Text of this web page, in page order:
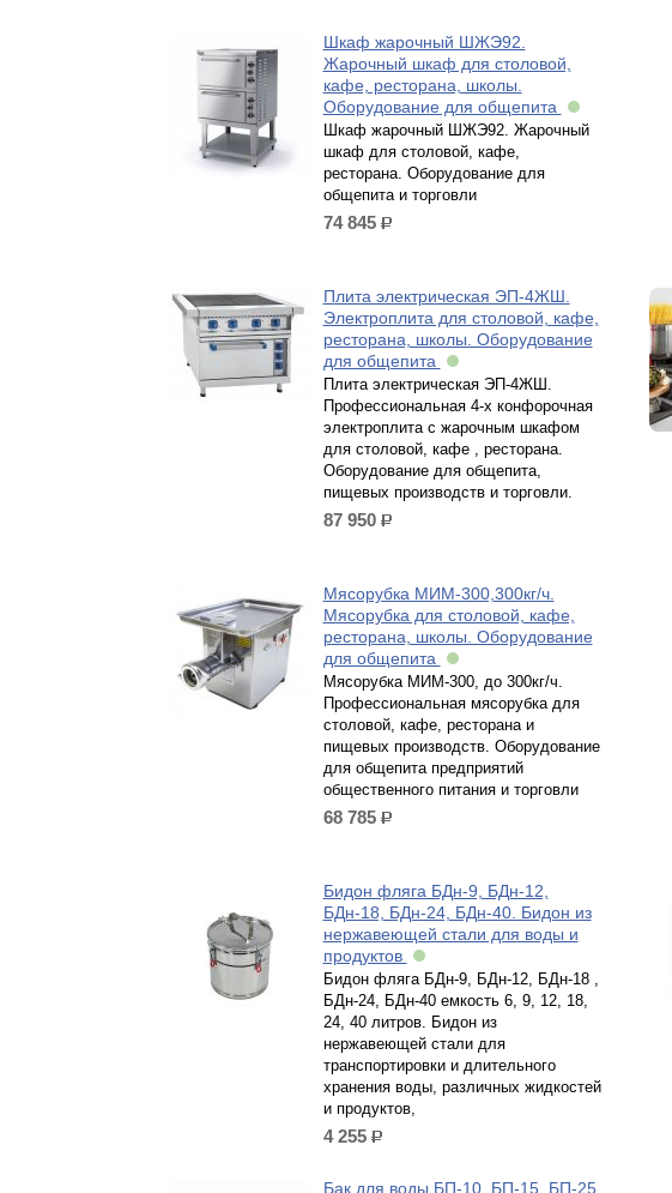
Шкаф жарочный ШЖЭ92.
Жарочный шкаф для столовой,
кафе, ресторана, школы.
Оборудование для общепита
Шкаф жарочный ШЖЭ92. Жарочный
шкаф для столовой, кафе,
ресторана. Оборудование для
общепита и торговли
74 845 р.
Плита электрическая ЭП-4ЖШ.
Электроплита для столовой, кафе,
ресторана, школы. Оборудование
для общепита
Плита электрическая ЭП-4ЖШ.
Профессиональная 4-х конфорочная
электроплита с жарочным шкафом
для столовой, кафе , ресторана.
Оборудование для общепита,
пищевых производств и торговли.
87 950 р.
Мясорубка МИМ-300,300кг/ч.
Мясорубка для столовой, кафе,
ресторана, школы. Оборудование
для общепита
Мясорубка МИМ-300, до 300кг/ч.
Профессиональная мясорубка для
столовой, кафе, ресторана и
пищевых производств. Оборудование
для общепита предприятий
общественного питания и торговли
68 785 р.
Бидон фляга БДн-9, БДн-12,
БДн-18, БДн-24, БДн-40. Бидон из
нержавеющей стали для воды и
продуктов
Бидон фляга БДн-9, БДн-12, БДн-18 ,
БДн-24, БДн-40 емкость 6, 9, 12, 18,
24, 40 литров. Бидон из
нержавеющей стали для
транспортировки и длительного
хранения воды, различных жидкостей
и продуктов,
4 255 р.
Бак для воды БП-10, БП-15, БП-25,